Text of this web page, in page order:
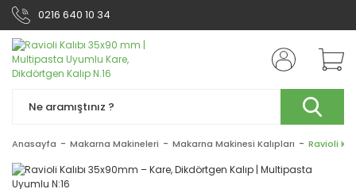
0216 640 10 34
Anasayfa Makarna Makineleri Makarna Makinesi Kalıpları Ravioli